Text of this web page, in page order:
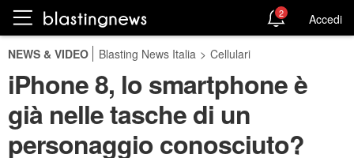
2 Accedi
NEWS & VIDEO Blasting News Italia > Cellulari
iPhone 8, lo smartphone è
già nelle tasche di un
personaggio conosciuto?